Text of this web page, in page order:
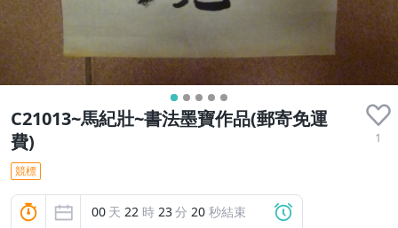
C21013~馬紀壯~書法墨寶作品(郵寄免運
費)
1
競標
00 天 22 時 23分 18 秒結束